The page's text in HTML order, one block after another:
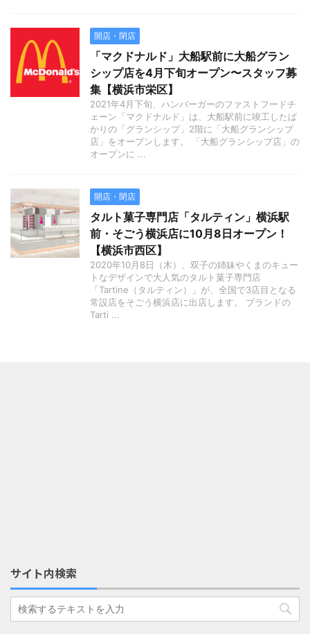
開店・閉店
「マクドナルド」大船駅前に大船グラン
シップ店を4月下旬オープン〜スタッフ募
集【横浜市栄区】
2021年4月下旬、ハンバーガーのファストフードチ
ェーン「マクドナルド」は、大船駅前に竣工したば
かりの「グランシップ」2階に「大船グランシップ
店」をオープンします。 「大船グランシップ店」の
オープンに ...
開店・閉店
タルト菓子専門店「タルティン」横浜駅
前・そごう横浜店に10月8日オープン！
【横浜市西区】
2020年10月8日（木）、双子の姉妹やくまのキュー
トなデザインで大人気のタルト菓子専門店
「Tartine（タルティン）」が、全国で3店目となる
常設店をそごう横浜店に出店します。 ブランドの
Tarti ...
サイト内検索